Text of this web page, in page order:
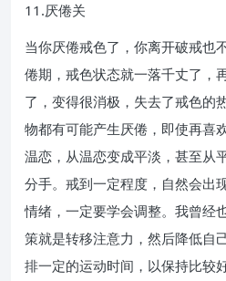
11.厌倦关
当你厌倦戒色了，你离开破戒也
倦期，戒色状态就一落千丈了，
了，变得很消极，失去了戒色的
物都有可能产生厌倦，即使再喜
温恋，从温恋变成平淡，甚至从
分手。戒到一定程度，自然会出
情绪，一定要学会调整。我曾经
策就是转移注意力，然后降低自
排一定的运动时间，以保持比较